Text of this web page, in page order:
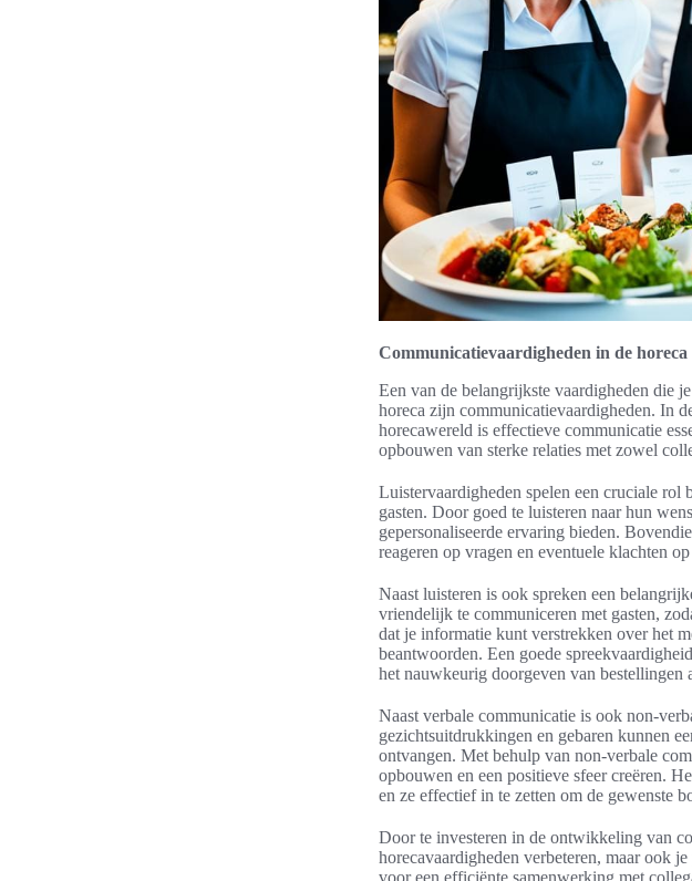
Communicatievaardigheden in de horeca
Een van de belangrijkste vaardigheden die
horeca zijn communicatievaardigheden. In
horecawereld is effectieve communicatie
opbouwen van sterke relaties met zowel
Luistervaardigheden spelen een cruciale
gasten. Door goed te luisteren naar hun
gepersonaliseerde ervaring bieden.
reageren op vragen en eventuele klachten op
Naast luisteren is ook spreken een
vriendelijk te communiceren met gasten,
dat je informatie kunt verstrekken over het
beantwoorden. Een goede
het nauwkeurig doorgeven van bestellingen
Naast verbale communicatie is ook non-
gezichtsuitdrukkingen en gebaren kunnen
ontvangen. Met behulp van non-verbale
opbouwen en een positieve sfeer creëren.
en ze effectief in te zetten om de gewenste
Door te investeren in de ontwikkeling van
horecavaardigheden verbeteren, maar ook